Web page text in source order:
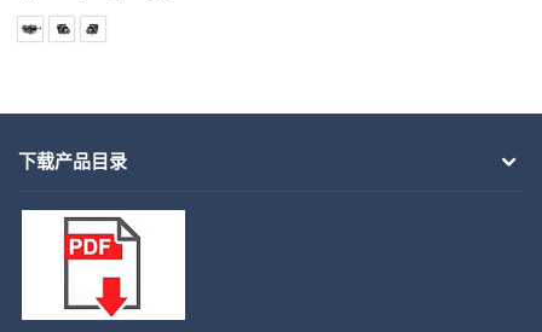
下载产品目录